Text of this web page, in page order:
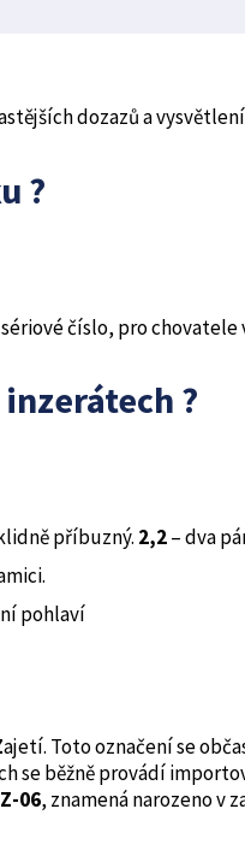
dozazů a
?
číslo, pro chovatele
?
příbuzný. 2,2– dva
pohlaví
ajetí. Toto označení se
se běžně provádí
06, znamená narozeno v